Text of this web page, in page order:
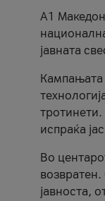
A1
јавната
Кампањата
тротинети.
испраќа
Во
јавноста,